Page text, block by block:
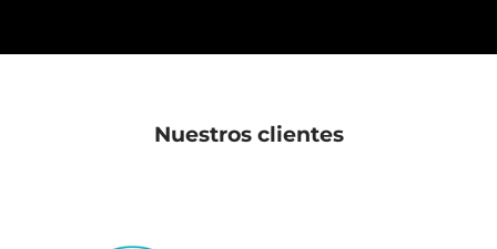
Nuestros clientes